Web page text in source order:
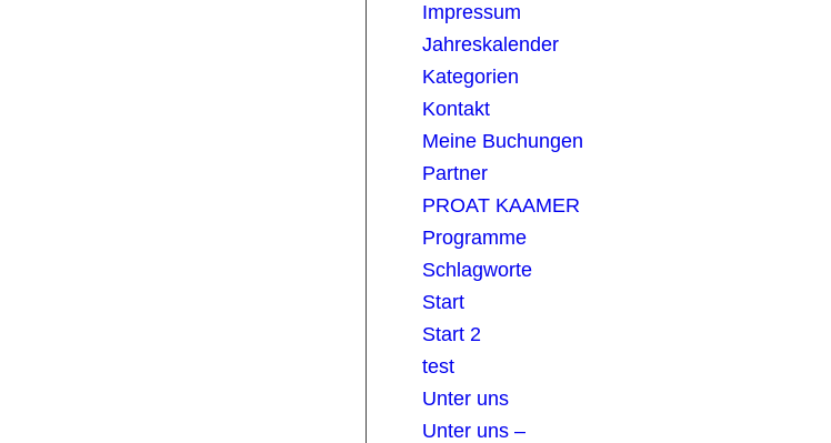
Impressum
Jahreskalender
Kategorien
Kontakt
Meine Buchungen
Partner
PROAT KAAMER
Programme
Schlagworte
Start
Start 2
test
Unter uns
Unter uns –